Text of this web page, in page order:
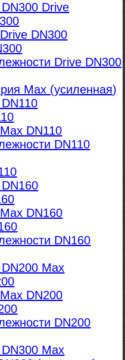
Drive
DN300
Drive DN300
Max (усиленная)
DN110
DN110
DN160
DN160
Max
DN200
DN200
Max